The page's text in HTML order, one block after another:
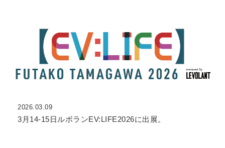
2026.03.09
3月14-15日ルボランEV:LIFE2026に出展。